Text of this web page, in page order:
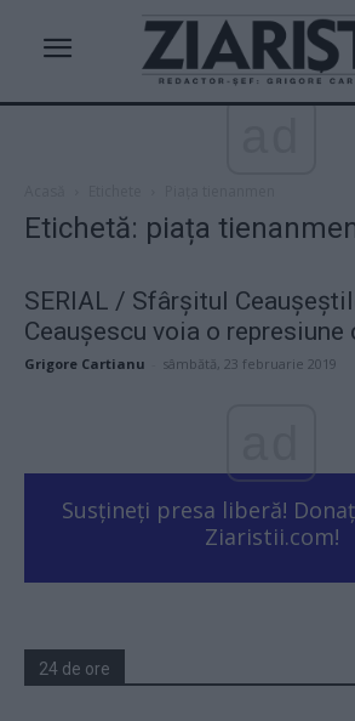
Etichetă: piața
SERIAL / Sfârşitul
Ceaușescu voia o represiune
Grigore Cartianu sâmbătă, 23 februarie 2019
Susțineți presa liberă!
Ziaristii.com!
24 de ore